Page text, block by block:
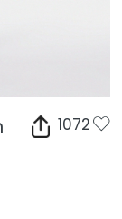
1072